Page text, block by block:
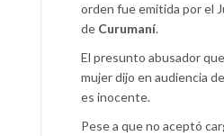
orden fue emitida por el
de Curumaní.
El presunto abusador
mujer dijo en audiencia
es inocente.
Pese a que no aceptó